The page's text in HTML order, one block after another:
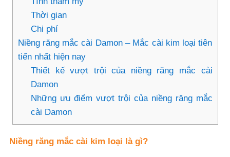
Thời gian
Chi phí
Niềng răng mắc cài Damon – Mắc cài kim loại tiên
tiến nhất hiện nay
Thiết kế vượt trội của niềng răng mắc cài
Damon
Những ưu điểm vượt trội của niềng răng mắc
cài Damon
Niềng răng mắc cài kim loại là gì?